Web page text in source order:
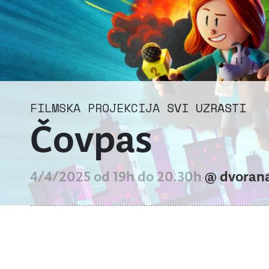
FILMSKA PROJEKCIJA SVI UZRASTI
Čovpas
4/4/2025 od 19h do 20.30h @